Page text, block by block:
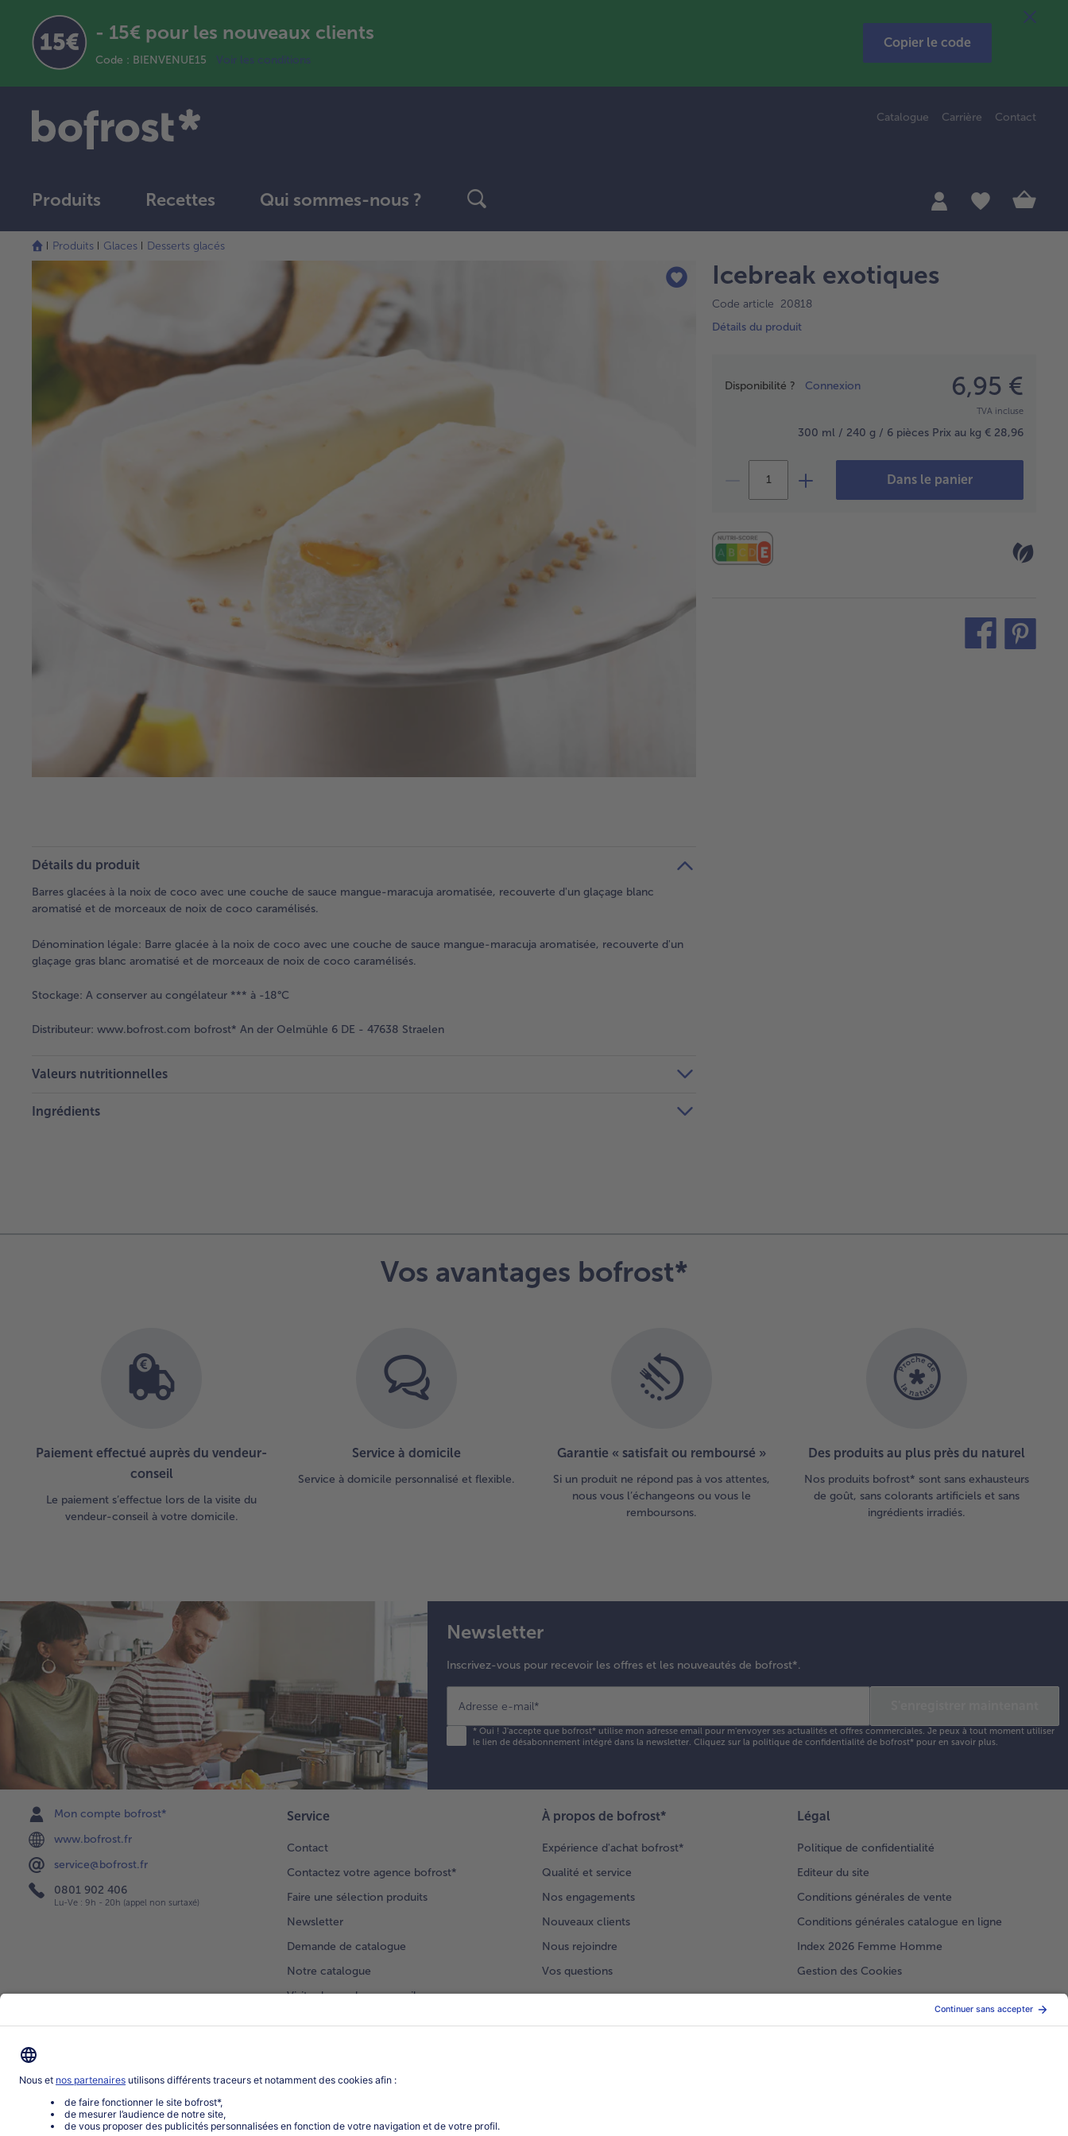
- 15€ pour les nouveaux clients
Code : BIENVENUE15 Voir les conditions
Copier le code
Catalogue Carrière Contact
Produits Recettes Qui sommes-nous ?
Produits Glaces Desserts glacés
Icebreak exotiques
Code article 20818
Détails du produit
Disponibilité ? Connexion 6,95 €
TVA incluse
300 ml / 240 g / 6 pièces Prix au kg € 28,96
Dans le panier
teilen
Détails du produit
Barres glacées à la noix de coco avec une couche de sauce mangue-maracuja aromatisée, recouverte d'un glaçage blanc
aromatisé et de morceaux de noix de coco caramélisés.
Dénomination légale: Barre glacée à la noix de coco avec une couche de sauce mangue-maracuja aromatisée, recouverte d'un
glaçage gras blanc aromatisé et de morceaux de noix de coco caramélisés.
Stockage: A conserver au congélateur *** à -18°C
Distributeur: www.bofrost.com bofrost* An der Oelmühle 6 DE - 47638 Straelen
Valeurs nutritionnelles
Ingrédients
Vos avantages bofrost*
Paiement effectué auprès du vendeur-
conseil
Le paiement s’effectue lors de la visite du
vendeur-conseil à votre domicile.
Service à domicile
Service à domicile personnalisé et flexible.
Garantie « satisfait ou remboursé »
Si un produit ne répond pas à vos attentes,
nous vous l’échangeons ou vous le
remboursons.
Des produits au plus près du naturel
Nos produits bofrost* sont sans exhausteurs
de goût, sans colorants artificiels et sans
ingrédients irradiés.
Newsletter
Inscrivez-vous pour recevoir les offres et les nouveautés de bofrost*.
Adresse e-mail*
*Oui ! J'accepte que bofrost* utilise mon adresse email pour m'envoyer ses actualités et offres commerciales. Je peux à tout moment utiliser
le lien de désabonnement intégré dans la newsletter. Cliquez sur la politique de confidentialitéde bofrost* pour en savoir plus.
Mon compte bofrost*
www.bofrost.fr
service@bofrost.fr
0801 902 406
Lu-Ve : 9h - 20h (appel non surtaxé)
Service
Contact
Contactez votre agence bofrost*
Faire une sélection produits
Newsletter
Demande de catalogue
Notre catalogue
Visite du vendeur-conseil
À propos de bofrost*
Expérience d'achat bofrost*
Qualité et service
Nos engagements
Nouveaux clients
Nous rejoindre
Vos questions
Légal
Politique de confidentialité
Editeur du site
Conditions générales de vente
Conditions générales catalogue en ligne
Index 2026 Femme Homme
Gestion des Cookies